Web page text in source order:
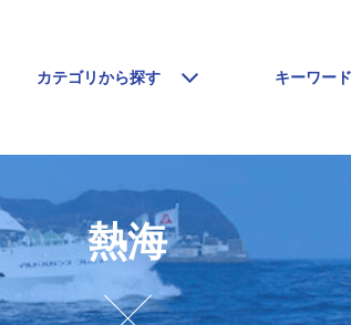
カテゴリから探す キーワー
熱海